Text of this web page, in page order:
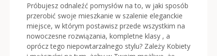
Próbujesz odnaleźć pomysłów na to, w jaki sposób
przerobić swoje mieszkanie w szalenie eleganckie
miejsce, w którym postawisz przede wszystkim na
nowoczesne rozwiązania, kompletne klasy , a
oprócz tego niepowtarzalnego stylu? Zależy Kobiety